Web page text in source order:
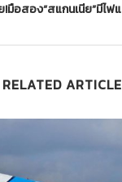
ย!มือสอง“สแกนเนีย”มีไ
RELATED